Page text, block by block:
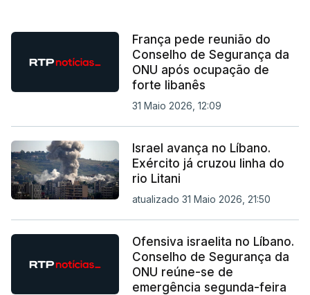
França pede reunião do
Conselho de Segurança da
ONU após ocupação de
forte libanês
31 Maio 2026, 12:09
Israel avança no Líbano.
Exército já cruzou linha do
rio Litani
atualizado 31 Maio 2026, 21:50
Ofensiva israelita no Líbano.
Conselho de Segurança da
ONU reúne-se de
emergência segunda-feira